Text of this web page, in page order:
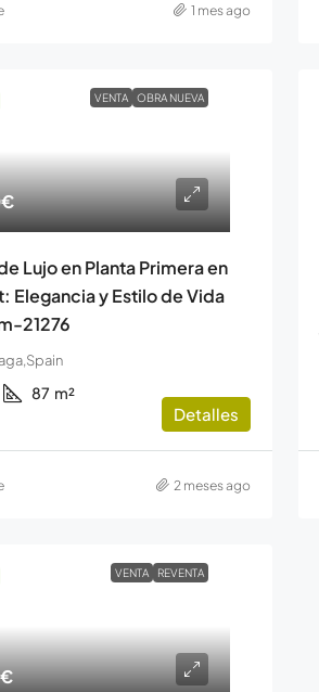
1 mes ago
VENTA OBRA NUEVA
Lujo en Planta Primera en
Elegancia y Estilo de Vida
21276
87 m²
Detalles
2 meses ago
VENTA REVENTA